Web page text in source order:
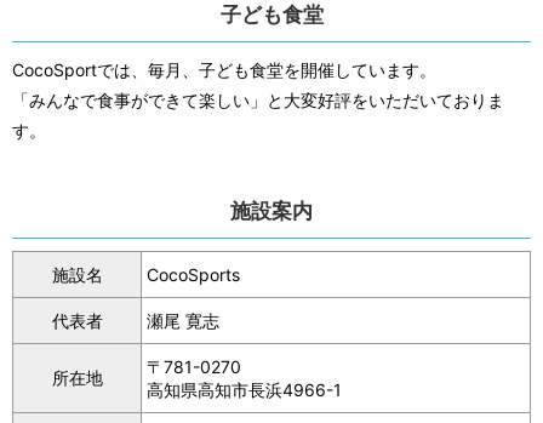
子ども食堂
CocoSportでは、毎月、子ども食堂を開催しています。
「みんなで食事ができて楽しい」と大変好評をいただいておりま
す。
施設案内
施設名 CocoSports
代表者 瀬尾 寛志
所在地
〒781-0270
高知県高知市長浜4966-1